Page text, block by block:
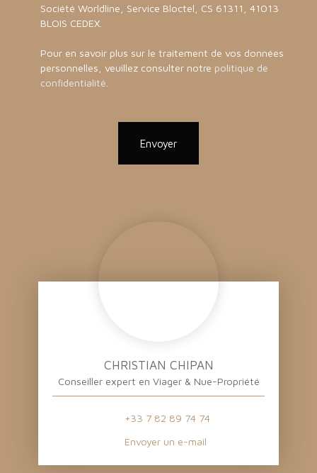
Société Worldline, Service Bloctel, CS 61311, 41013
BLOIS CEDEX.
Pour en savoir plus sur le traitement de vos données
personnelles, veuillez consulter notre politique de
confidentialité
Envoyer
CHRISTIAN CHIPAN
Conseiller expert en Viager & Nue-Propriété
+33 7 82 89 74 74
Envoyer un e-mail